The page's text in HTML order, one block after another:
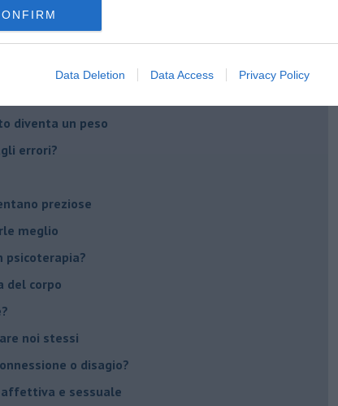
Data Deletion Data Access Privacy Policy
madre!
supereroi?
di dire la loro
diventa un peso
errori?
preziose
meglio
psicoterapia?
del corpo
noi stessi
o disagio?
affettiva e sessuale